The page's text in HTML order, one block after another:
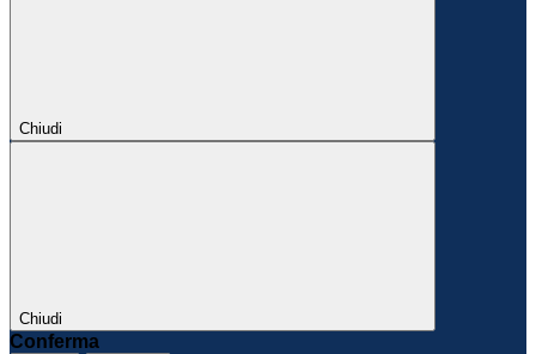
Chiudi
Chiudi
Conferma